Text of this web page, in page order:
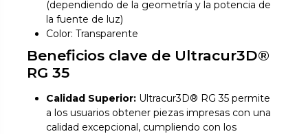
(dependiendo de la geometría y la potencia de
la fuente de luz)
Color: Transparente
Beneficios clave de Ultracur3D®
RG 35
Calidad Superior: Ultracur3D® RG 35 permite
a los usuarios obtener piezas impresas con una
calidad excepcional, cumpliendo con los